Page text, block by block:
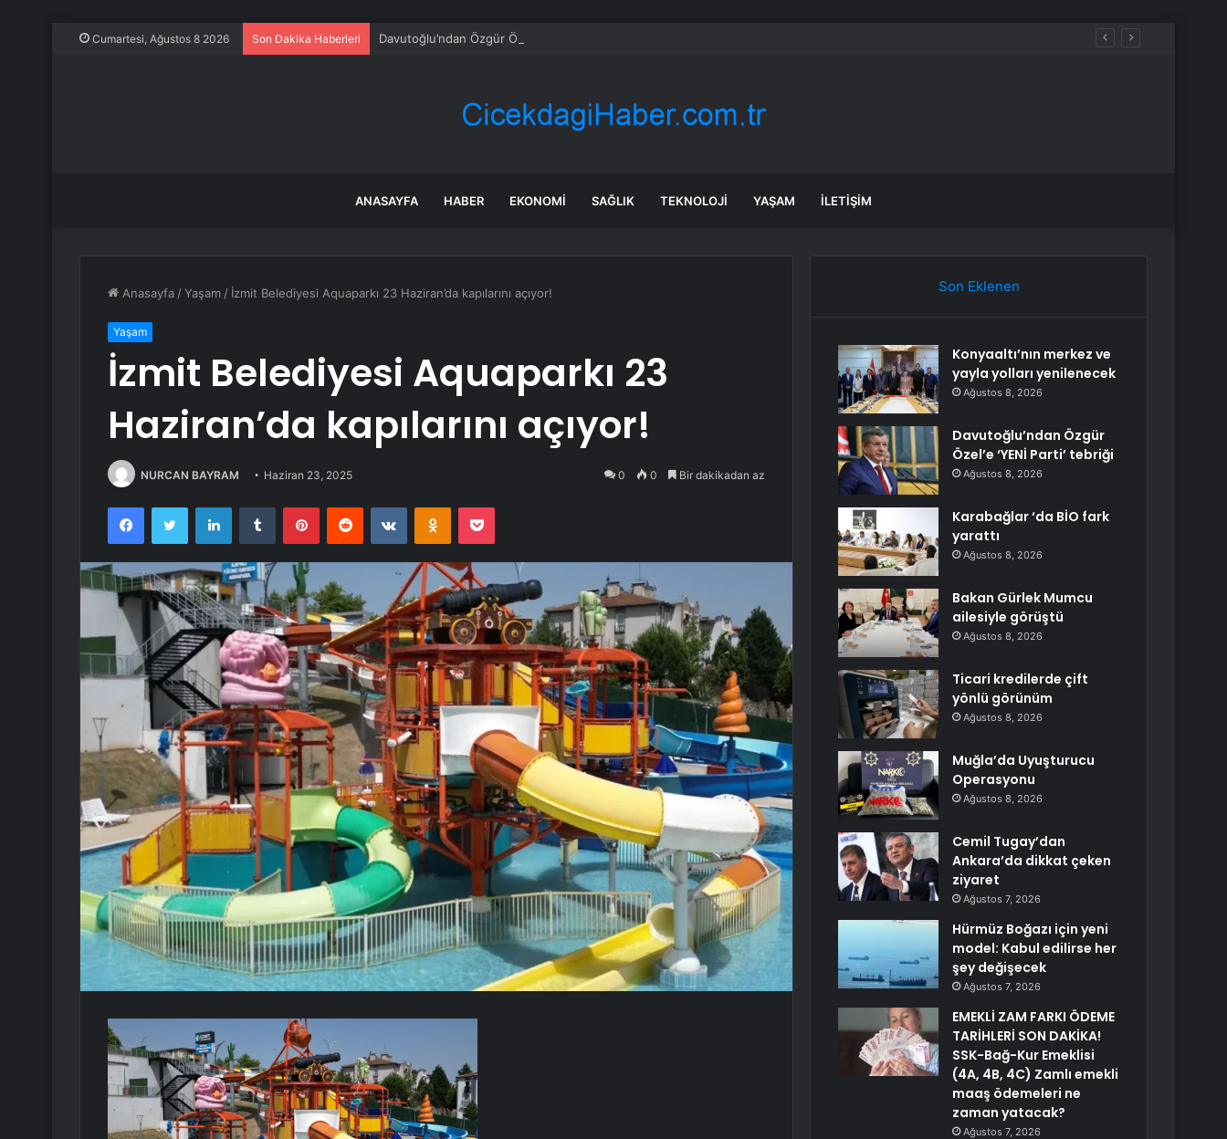
Cumartesi, Ağustos 8 2026 Son Dakika Haberleri Davutoğlu’ndan Özgür Özel’e ‘YENİ Parti’ tebriği
ANASAYFA HABER EKONOMI SAĞLIK TEKNOLOJI YAŞAM İLETIŞIM
Anasayfa /Yaşam / İzmit Belediyesi Aquaparkı 23 Haziran’da kapılarını açıyor!
Yaşam
İzmit Belediyesi Aquaparkı 23
Haziran’da kapılarını açıyor!
NURCAN BAYRAM Haziran 23, 2025 0 0 Bir dakikadan az
FacebookTwitter LinkedInTumblr PinterestReddit VKontakteOdnoklassniki
Pocket
Son Eklenen
Konyaaltı’nın merkez ve
yayla yolları yenilenecek
Ağustos 8, 2026
Davutoğlu’ndan Özgür
Özel’e ‘YENİ Parti’ tebriği
Ağustos 8, 2026
Karabağlar ‘da BİO fark
yarattı
Ağustos 8, 2026
Bakan Gürlek Mumcu
ailesiyle görüştü
Ağustos 8, 2026
Ticari kredilerde çift
yönlü görünüm
Ağustos 8, 2026
Muğla’da Uyuşturucu
Operasyonu
Ağustos 8, 2026
Cemil Tugay’dan
Ankara’da dikkat çeken
ziyaret
Ağustos 7, 2026
Hürmüz Boğazı için yeni
model: Kabul edilirse her
şey değişecek
Ağustos 7, 2026
EMEKLİ ZAM FARKI ÖDEME
TARİHLERİ SON DAKİKA!
SSK-Bağ-Kur Emeklisi
(4A, 4B, 4C) Zamlı emekli
maaş ödemeleri ne
zaman yatacak?
Ağustos 7, 2026